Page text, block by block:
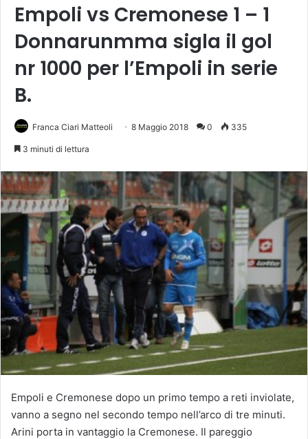
Empoli vs Cremonese 1 – 1
Donnarunmma sigla il gol
nr 1000 per l’Empoli in serie
B.
Franca Ciari Matteoli 8 Maggio 2018 0 335
3 minuti di lettura
Empoli e Cremonese dopo un primo tempo a reti inviolate,
vanno a segno nel secondo tempo nell’arco di tre minuti.
Arini porta in vantaggio la Cremonese. Il pareggio